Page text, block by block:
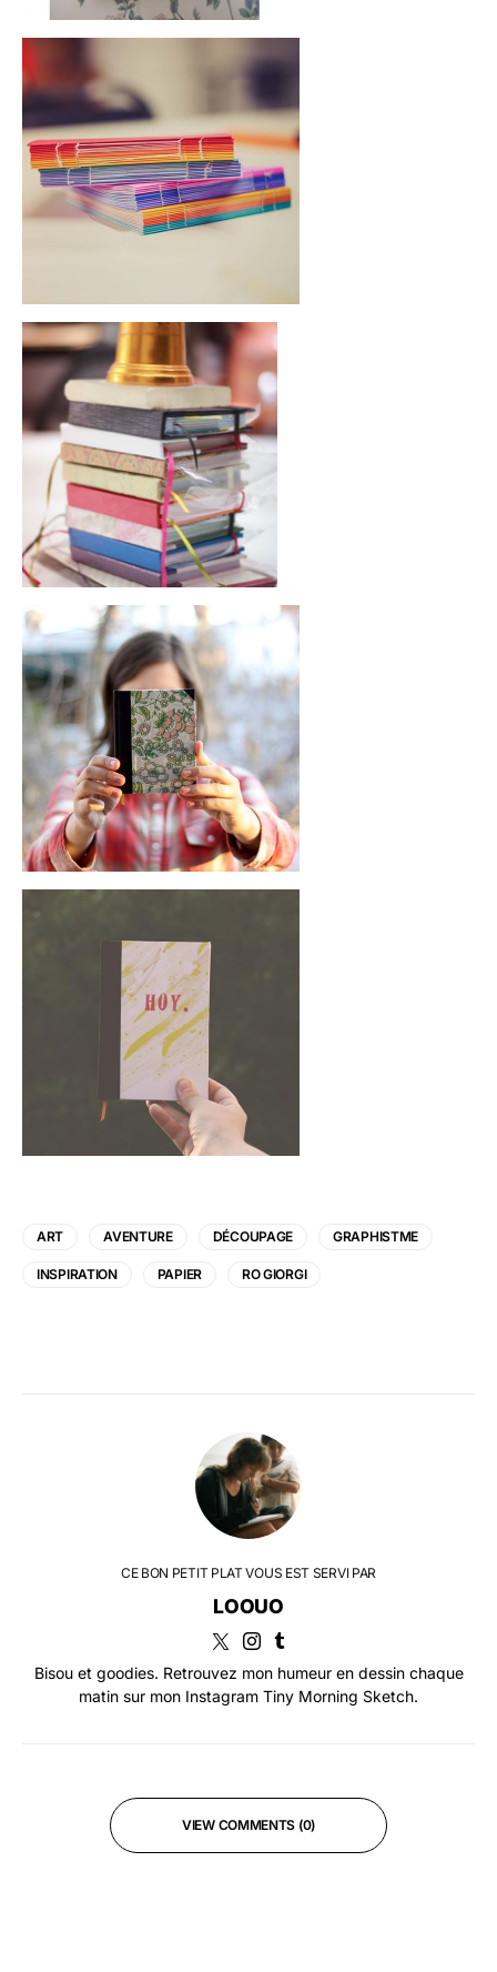
ART AVENTURE DÉCOUPAGE GRAPHISTME
INSPIRATION PAPIER RO GIORGI
CE BON PETIT PLAT VOUS EST SERVI PAR
LOOUO
Bisou et goodies. Retrouvez mon humeur en dessin chaque
matin sur mon Instagram Tiny Morning Sketch.
VIEW COMMENTS (0)